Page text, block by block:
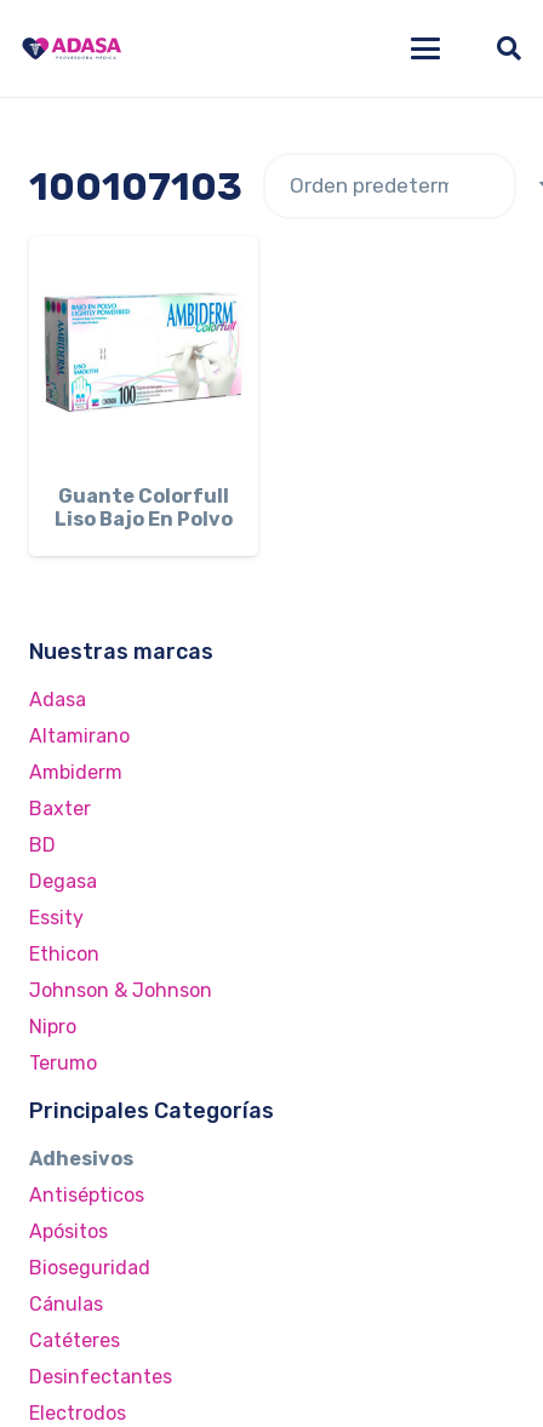
100107103
Guante Colorfull
Liso Bajo En Polvo
Nuestras marcas
Adasa
Altamirano
Ambiderm
Baxter
BD
Degasa
Essity
Ethicon
Johnson & Johnson
Nipro
Terumo
Principales Categorías
Adhesivos
Antisépticos
Apósitos
Bioseguridad
Cánulas
Catéteres
Desinfectantes
Electrodos